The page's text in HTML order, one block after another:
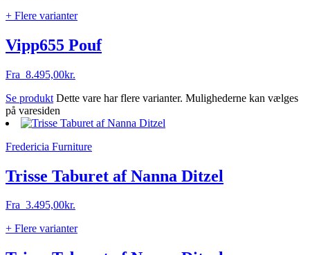
+ Flere varianter
Vipp655 Pouf
Fra 8.495,00kr.
Se produkt Dette vare har flere varianter. Mulighederne kan vælges
på varesiden
Fredericia Furniture
Trisse Taburet af Nanna Ditzel
Fra 3.495,00kr.
+ Flere varianter